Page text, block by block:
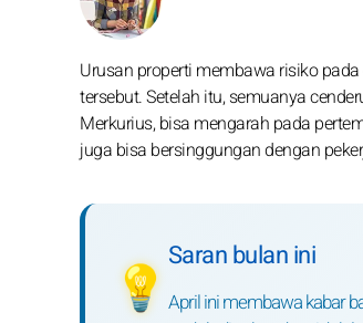
Urusan properti membawa risiko
tersebut. Setelah itu, semuanya
Merkurius, bisa mengarah pada
juga bisa bersinggungan dengan
💡
Saran bulan ini
April ini membawa kabar